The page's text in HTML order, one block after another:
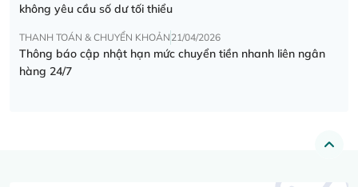
không yêu cầu số dư tối thiểu
THANH TOÁN & CHUYỂN KHOẢN 21/04/2026
Thông báo cập nhật hạn mức chuyển tiền nhanh liên ngân
hàng 24/7